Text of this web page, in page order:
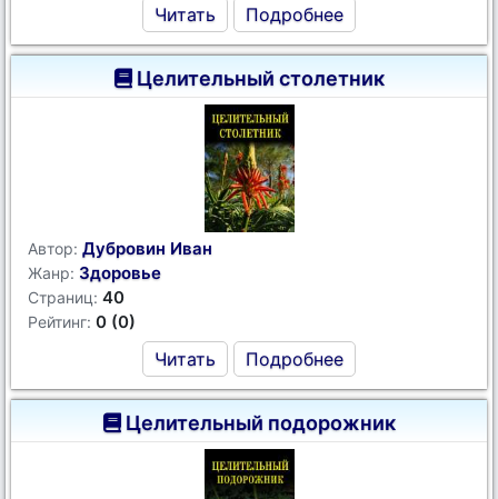
Читать Подробнее
Целительный столетник
Автор: Дубровин Иван
Жанр: Здоровье
Страниц: 40
Рейтинг: 0 (0)
Читать Подробнее
Целительный подорожник